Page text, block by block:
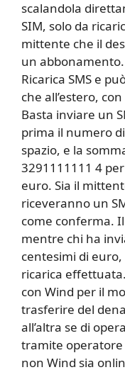
scalandola
SIM, solo da
mittente che il
un
Ricarica SMS e
che all’estero,
Basta inviare un
prima il numero
spazio, e la
3291111111 4
euro. Sia il
riceveranno un
come conferma.
mentre chi ha
centesimi di
ricarica
con Wind per il
trasferire del
all’altra se di
tramite operatore
non Wind sia